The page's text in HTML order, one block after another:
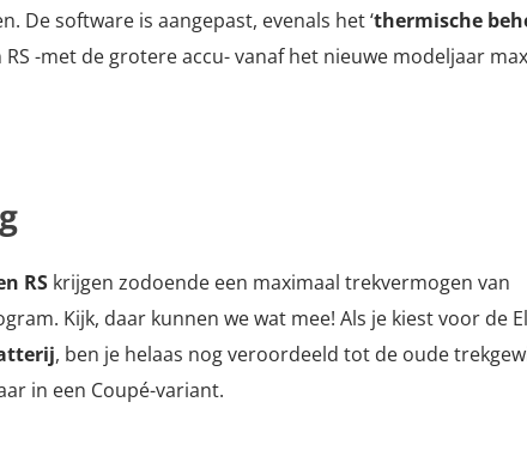
De software is aangepast, evenals het ‘thermische
-met de grotere accu- vanaf het nieuwe modeljaar
RS krijgen zodoende een maximaal trekvermogen van
Kijk, daar kunnen we wat mee! Als je kiest voor de
, ben je helaas nog veroordeeld tot de oude
in een Coupé-variant.